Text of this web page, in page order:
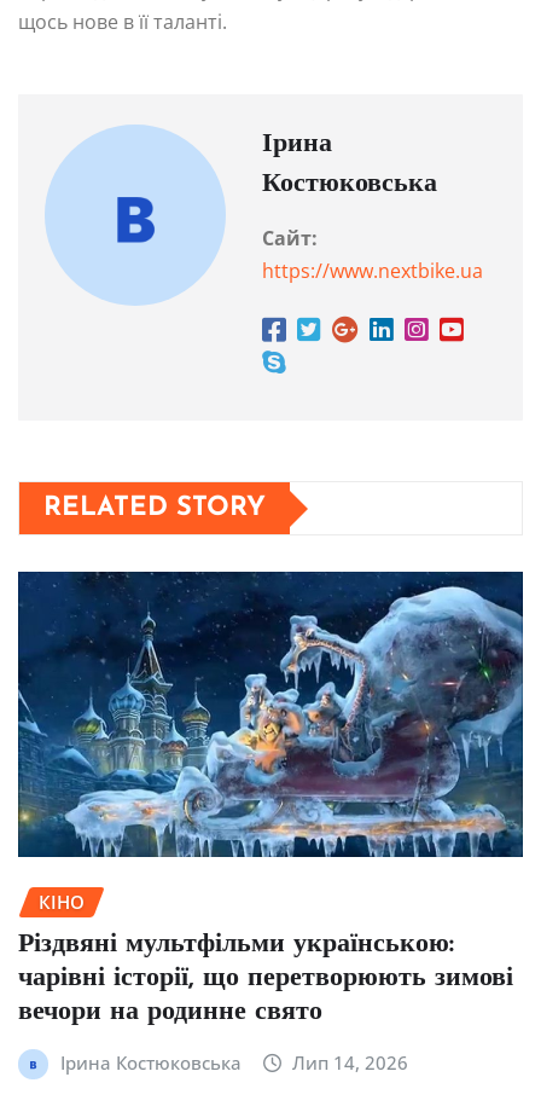
щось нове в її таланті.
Ірина
Костюковська
Сайт:
https://www.nextbike.ua
RELATED STORY
КІНО
Різдвяні мультфільми українською:
чарівні історії, що перетворюють зимові
вечори на родинне свято
Ірина Костюковська Лип 14, 2026